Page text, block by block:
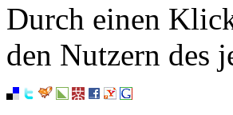
Durch einen
den Nutzern des